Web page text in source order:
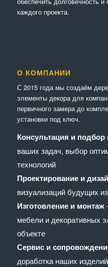
каждого проекта.
О КОМПАНИИ
С 2015 года мы создаём
элементы декора для
первичного замера до
установки под ключ.
Консультация и подбор
ваших задач, выбор
технологий
Проектирование и
визуализаций будущих
Изготовление и монтаж
мебели и декоративных
объекте
Сервис и
доработка наших